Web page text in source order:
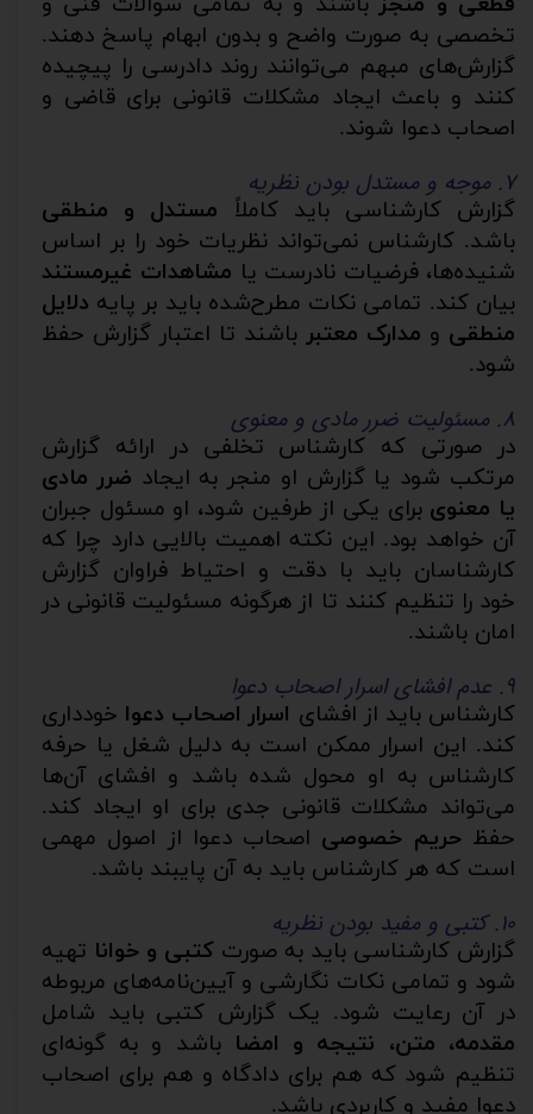
تخصصی به صورت واضح و بدون ابهام پاسخ دهند.
گزارش‌های مبهم می‌توانند روند دادرسی را پیچیده
کنند و باعث ایجاد مشکلات قانونی برای قاضی و
اصحاب دعوا شوند.
۷. موجه و مستدل بودن نظریه
گزارش کارشناسی باید کاملاً مستدل و منطقی
باشد. کارشناس نمی‌تواند نظریات خود را بر اساس
شنیده‌ها، فرضیات نادرست یا مشاهدات غیرمستند
بیان کند. تمامی نکات مطرح‌شده باید بر پایه دلایل
منطقی و مدارک معتبرباشند تا اعتبار گزارش حفظ
شود.
۸. مسئولیت ضرر مادی و معنوی
در صورتی که کارشناس تخلفی در ارائه گزارش
مرتکب شود یا گزارش او منجر به ایجاد ضرر مادی
یا معنوی برای یکی از طرفین شود، او مسئول جبران
آن خواهد بود. این نکته اهمیت بالایی دارد چرا که
کارشناسان باید با دقت و احتیاط فراوان گزارش
خود را تنظیم کنند تا از هرگونه مسئولیت قانونی در
امان باشند.
۹. عدم افشای اسرار اصحاب دعوا
کارشناس باید از افشای اسرار اصحاب دعوا خودداری
کند. این اسرار ممکن است به دلیل شغل یا حرفه
کارشناس به او محول شده باشد و افشای آن‌ها
می‌تواند مشکلات قانونی جدی برای او ایجاد کند.
حفظحریم خصوصی اصحاب دعوا از اصول مهمی
است که هر کارشناس باید به آن پایبند باشد.
۱۰. کتبی و مفید بودن نظریه
گزارش کارشناسی باید به صورت کتبی و خوانا تهیه
شود و تمامی نکات نگارشی و آیین‌نامه‌های مربوطه
در آن رعایت شود. یک گزارش کتبی باید شامل
مقدمه، متن، نتیجه و امضا باشد و به گونه‌ای
تنظیم شود که هم برای دادگاه و هم برای اصحاب
دعوا مفید و کاربردی باشد.